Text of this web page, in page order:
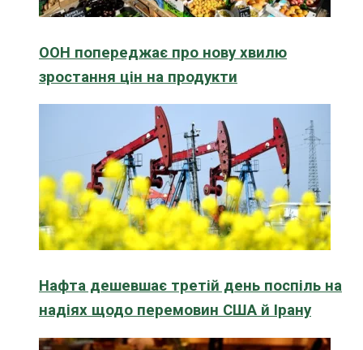
ООН попереджає про нову хвилю
зростання цін на продукти
Нафта дешевшає третій день поспіль на
надіях щодо перемовин США й Ірану